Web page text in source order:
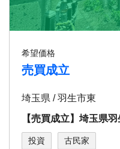
希望価格
売買成立
埼玉県 / 羽生市東
【売買成立】埼玉県
投資 古民家